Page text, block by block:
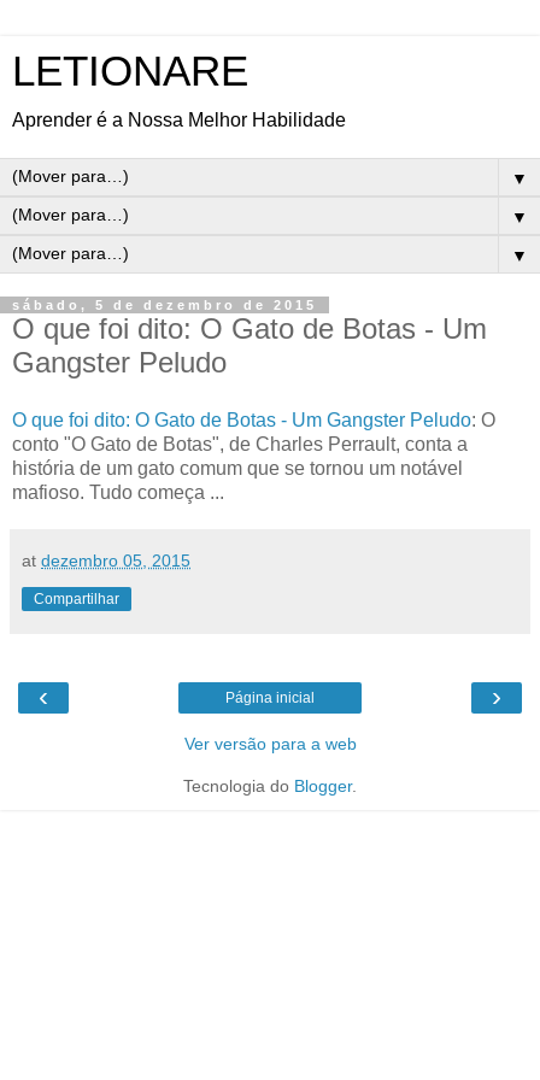
LETIONARE
Aprender é a Nossa Melhor Habilidade
▼
▼
▼
sábado, 5 de dezembro de 2015
O que foi dito: O Gato de Botas - Um
Gangster Peludo
O que foi dito: O Gato de Botas - Um Gangster Peludo: O
conto "O Gato de Botas", de Charles Perrault, conta a
história de um gato comum que se tornou um notável
mafioso. Tudo começa ...
at dezembro 05, 2015
Compartilhar
‹ ›
Página inicial
Ver versão para a web
Tecnologia do Blogger.